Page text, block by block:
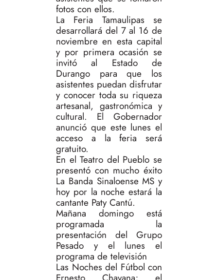
fotos con ellos.
La Feria Tamaulipas se
desarrollará del 7 al 16 de
noviembre en esta capital
y por primera ocasión se
invitó al Estado de
Durango para que los
asistentes puedan disfrutar
y conocer toda su riqueza
artesanal, gastronómica y
cultural. El Gobernador
anunció que este lunes el
acceso a la feria será
gratuito.
En el Teatro del Pueblo se
presentó con mucho éxito
La Banda Sinaloense MS y
hoy por la noche estará la
cantante Paty Cantú.
Mañana domingo está
programada la
presentación del Grupo
Pesado y el lunes el
programa de televisión
Las Noches del Fútbol con